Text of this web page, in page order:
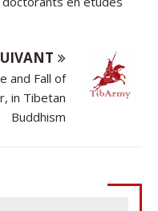
and Fall of
in Tibetan
Buddhism